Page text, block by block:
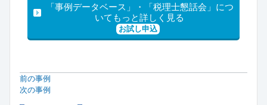
「事例データベース」・「税理士懇話会」につ
いてもっと詳しく見る
お試し申込
前の事例
次の事例